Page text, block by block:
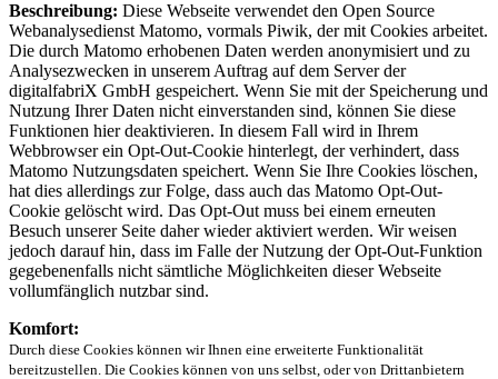
Beschreibung: Diese Webseite verwendet den Open Source
Webanalysedienst Matomo, vormals Piwik, der mit Cookies arbeitet.
Die durch Matomo erhobenen Daten werden anonymisiert und zu
Analysezwecken in unserem Auftrag auf dem Server der
digitalfabriX GmbH gespeichert. Wenn Sie mit der Speicherung und
Nutzung Ihrer Daten nicht einverstanden sind, können Sie diese
Funktionen hier deaktivieren. In diesem Fall wird in Ihrem
Webbrowser ein Opt-Out-Cookie hinterlegt, der verhindert, dass
Matomo Nutzungsdaten speichert. Wenn Sie Ihre Cookies löschen,
hat dies allerdings zur Folge, dass auch das Matomo Opt-Out-
Cookie gelöscht wird. Das Opt-Out muss bei einem erneuten
Besuch unserer Seite daher wieder aktiviert werden. Wir weisen
jedoch darauf hin, dass im Falle der Nutzung der Opt-Out-Funktion
gegebenenfalls nicht sämtliche Möglichkeiten dieser Webseite
vollumfänglich nutzbar sind.
Komfort:
Durch diese Cookies können wir Ihnen eine erweiterte Funktionalität
bereitzustellen. Die Cookies können von uns selbst, oder von Drittanbietern